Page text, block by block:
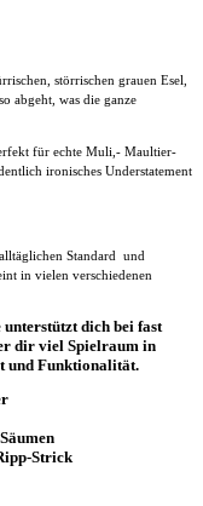
störrischen grauen Esel,
abgeht, was die ganze
für echte Muli,- Maultier-
ironisches Understatement
Standard und
in vielen verschiedenen
dich bei fast
dir viel Spielraum in
und Funktionalität.
Strick